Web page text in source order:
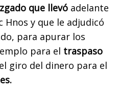
que llevó adelante
Hnos y que le adjudicó
para apurar los
para el traspaso
giro del dinero para el